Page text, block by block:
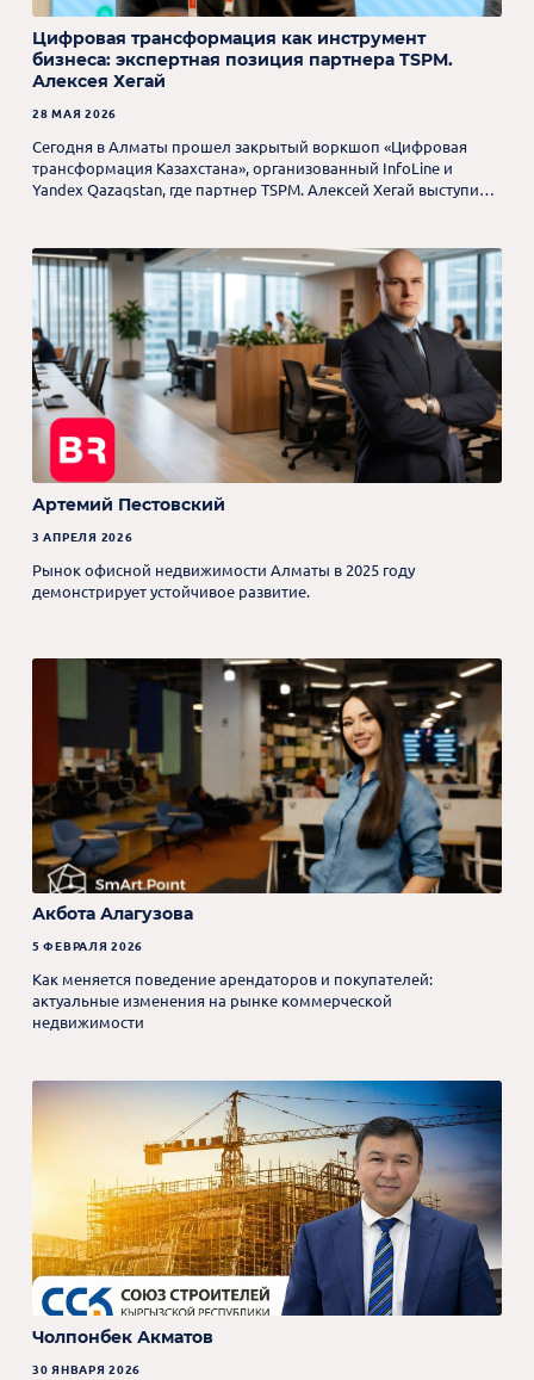
Цифровая трансформация как инструмент
бизнеса: экспертная позиция партнера TSPM.
Алексея Хегай
28 МАЯ 2026
Сегодня в Алматы прошел закрытый воркшоп «Цифровая
трансформация Казахстана», организованный InfoLine и
Yandex Qazaqstan, где партнер TSPM. Алексей Хегай выступил в
Артемий Пестовский
3 АПРЕЛЯ 2026
Рынок офисной недвижимости Алматы в 2025 году
демонстрирует устойчивое развитие.
Акбота Алагузова
5 ФЕВРАЛЯ 2026
Как меняется поведение арендаторов и покупателей:
актуальные изменения на рынке коммерческой
недвижимости
Чолпонбек Акматов
30 ЯНВАРЯ 2026